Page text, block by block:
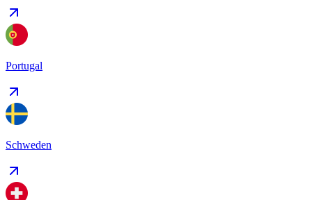
Portugal
Schweden